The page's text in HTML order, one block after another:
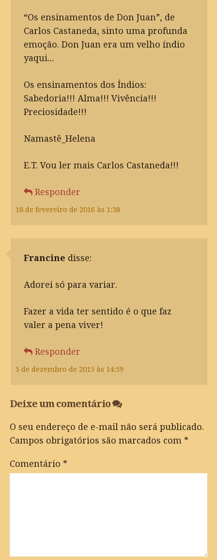
18 de fevereiro de 2016 às 1:38
“Os ensinamentos de Don Juan”, de
Carlos Castaneda, sinto uma profunda
emoção. Don Juan era um velho índio
yaqui…
Os ensinamentos dos Índios:
Sabedoria!!! Alma!!! Vivência!!!
Preciosidade!!!
Namastê_Helena
E.T. Vou ler mais Carlos Castaneda!!!
Responder
Francine disse:
5 de dezembro de 2015 às 14:59
Adorei só para variar.
Fazer a vida ter sentido é o que faz
valer a pena viver!
Responder
Deixe um comentário
O seu endereço de e-mail não será publicado.
Campos obrigatórios são marcados com *
Comentário *